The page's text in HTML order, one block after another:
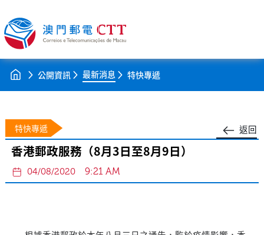
公開資訊 最新消息 特快專遞
返回
特快專遞
香港郵政服務（8月3日至8月9日）
04/08/2020 9:21 AM